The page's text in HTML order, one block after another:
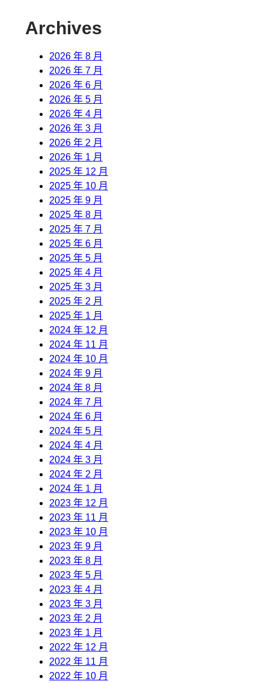
Archives
2026 年 8 月
2026 年 7 月
2026 年 6 月
2026 年 5 月
2026 年 4 月
2026 年 3 月
2026 年 2 月
2026 年 1 月
2025 年 12 月
2025 年 10 月
2025 年 9 月
2025 年 8 月
2025 年 7 月
2025 年 6 月
2025 年 5 月
2025 年 4 月
2025 年 3 月
2025 年 2 月
2025 年 1 月
2024 年 12 月
2024 年 11 月
2024 年 10 月
2024 年 9 月
2024 年 8 月
2024 年 7 月
2024 年 6 月
2024 年 5 月
2024 年 4 月
2024 年 3 月
2024 年 2 月
2024 年 1 月
2023 年 12 月
2023 年 11 月
2023 年 10 月
2023 年 9 月
2023 年 8 月
2023 年 5 月
2023 年 4 月
2023 年 3 月
2023 年 2 月
2023 年 1 月
2022 年 12 月
2022 年 11 月
2022 年 10 月